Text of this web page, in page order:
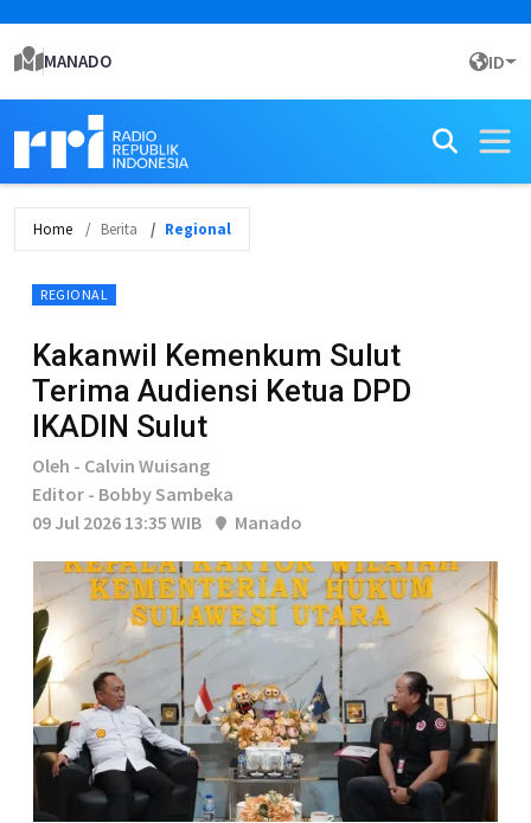
MANADO ID
Home Berita Regional
REGIONAL
Kakanwil Kemenkum Sulut
Terima Audiensi Ketua DPD
IKADIN Sulut
Oleh - Calvin Wuisang
Editor - Bobby Sambeka
09 Jul 2026 13:35 WIB
Manado